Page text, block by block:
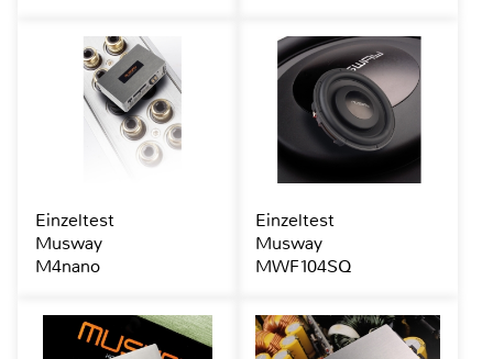
Einzeltest
Musway
M4nano
Einzeltest
Musway
MWF104SQ